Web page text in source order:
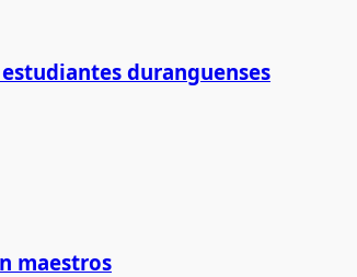
duranguenses
maestros